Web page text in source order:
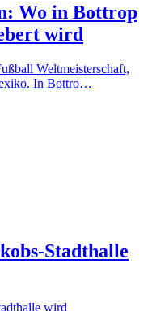
Wo in Bottrop
wird
Weltmeisterschaft,
In Bottro…
Stadthalle